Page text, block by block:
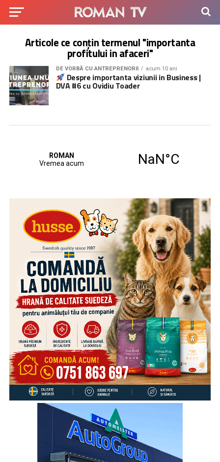
Articole ce conțin termenul "importanta
profitului in afaceri"
DE VORBĂ CU ANTREPRENORII acum 10 ani
Despre importanta viziunii in Business |
DVA #6 cu Ovidiu Toader